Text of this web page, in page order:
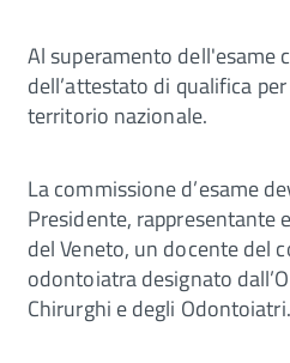
Al superamento dell'esame
dell’attestato di qualifica
territorio nazionale.
La commissione d’esame
Presidente, rappresentante
del Veneto, un docente del
odontoiatra designato
Chirurghi e degli Odontoiatri.